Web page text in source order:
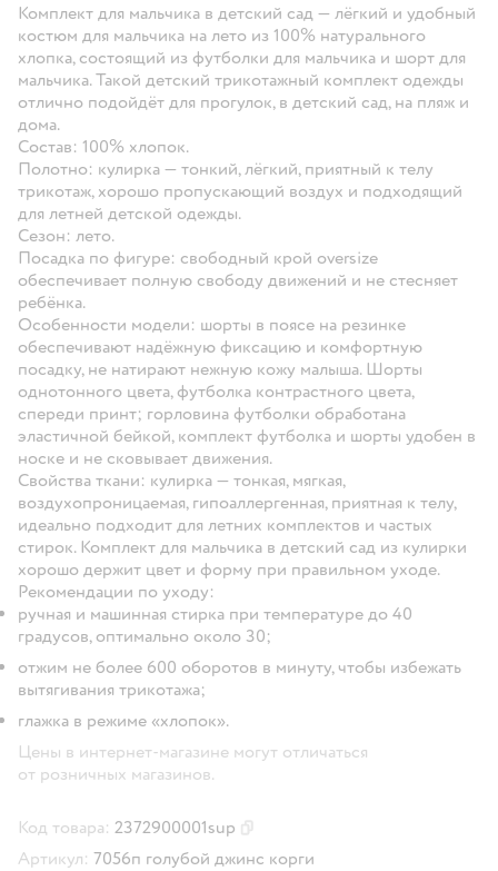
Комплект для мальчика в детский сад — лёгкий и удобный
костюм для мальчика на лето из 100% натурального
хлопка, состоящий из футболки для мальчика и шорт для
мальчика. Такой детский трикотажный комплект одежды
отлично подойдёт для прогулок, в детский сад, на пляж и
дома.
Состав: 100% хлопок.
Полотно: кулирка — тонкий, лёгкий, приятный к телу
трикотаж, хорошо пропускающий воздух и подходящий
для летней детской одежды.
Сезон: лето.
Посадка по фигуре: свободный крой oversize
обеспечивает полную свободу движений и не стесняет
ребёнка.
Особенности модели: шорты в поясе на резинке
обеспечивают надёжную фиксацию и комфортную
посадку, не натирают нежную кожу малыша. Шорты
однотонного цвета, футболка контрастного цвета,
спереди принт; горловина футболки обработана
эластичной бейкой, комплект футболка и шорты удобен в
носке и не сковывает движения.
Свойства ткани: кулирка — тонкая, мягкая,
воздухопроницаемая, гипоаллергенная, приятная к телу,
идеально подходит для летних комплектов и частых
стирок. Комплект для мальчика в детский сад из кулирки
хорошо держит цвет и форму при правильном уходе.
Рекомендации по уходу:
ручная и машинная стирка при температуре до 40
градусов, оптимально около 30;
отжим не более 600 оборотов в минуту, чтобы избежать
вытягивания трикотажа;
глажка в режиме «хлопок».
Цены в интернет-магазине могут отличаться
от розничных магазинов.
Код товара: 2372900001sup
Артикул: 7056п голубой джинс корги